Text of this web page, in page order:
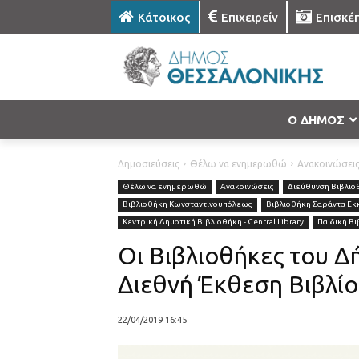
Κάτοικος Επιχειρείν
Ο ΔΗΜΟΣ
Δημοσιεύσεις Θέλω να ενημερωθώ Ανακοινώσεις
Θέλω να ενημερωθώ Ανακοινώσεις Διεύθυνση
Βιβλιοθήκη Κωνσταντινουπόλεως
Βιβλιοθήκη Σαράντα
Κεντρική Δημοτική Βιβλιοθήκη - Central Library
Παιδική
Οι Βιβλιοθήκες του
Διεθνή Έκθεση
22/04/2019 16:45